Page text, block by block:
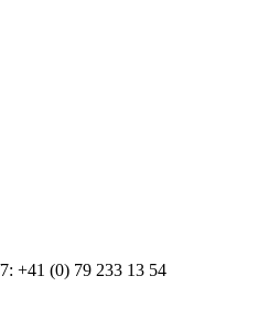
+41 (0) 79 233 13 54